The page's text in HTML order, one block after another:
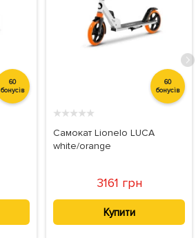
60
бонусів
60
бонусів
★★★★★
Самокат Lionelo LUCA
white/orange
3161 грн
Купити